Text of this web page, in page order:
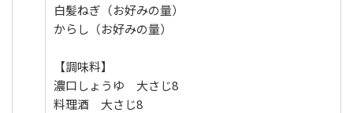
白髪ねぎ（お好みの量）
からし（お好みの量）
【調味料】
濃口しょうゆ 大さじ8
料理酒 大さじ8